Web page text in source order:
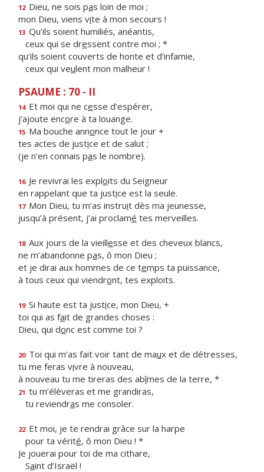
12 Dieu, ne sois pas loin de moi ;
mon Dieu, viens vite à mon secours !
13 Qu’ils soient humiliés, anéantis,
ceux qui se dressent contre moi ; *
qu’ils soient couverts de honte et d’infamie,
ceux qui veulent mon malheur !
PSAUME : 70 - II
14 Et moi qui ne cesse d’espérer,
j’ajoute encore à ta louange.
15 Ma bouche annonce tout le jour +
tes actes de justice et de salut ;
(je n’en connais pas le nombre).
16 Je revivrai les exploits du Seigneur
en rappelant que ta justice est la seule.
17 Mon Dieu, tu m’as instruit dès ma jeunesse,
jusqu’à présent, j’ai proclamé tes merveilles.
18 Aux jours de la vieillesse et des cheveux blancs,
ne m’abandonne pas, ô mon Dieu ;
et je dirai aux hommes de ce temps ta puissance,
à tous ceux qui viendront, tes exploits.
19 Si haute est ta justice, mon Dieu, +
toi qui as fait de grandes choses :
Dieu, qui donc est comme toi ?
20 Toi qui m’as fait voir tant de maux et de détresses,
tu me feras vivre à nouveau,
à nouveau tu me tireras des abîmes de la terre, *
21 tu m’élèveras et me grandiras,
tu reviendras me consoler.
22 Et moi, je te rendrai grâce sur la harpe
pour ta vérité, ô mon Dieu ! *
Je jouerai pour toi de ma cithare,
Saint d’Israël !